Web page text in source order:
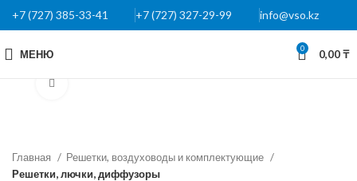
+7 (727) 385-33-41 +7 (727) 327-29-99 info@vso.kz
МЕНЮ 0 0,00₸
Главная
Решетки, воздуховоды и комплектующие
Решетки, лючки, диффузоры